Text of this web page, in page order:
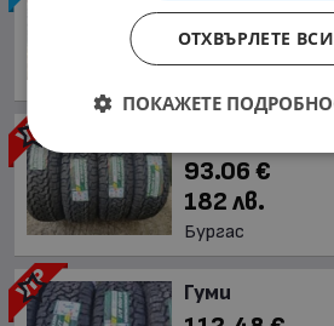
88.96 €
174 лв.
93.06 €
182 лв.
Бургас
Гуми
ОТХВЪРЛЕТЕ
ПОКАЖЕТЕ